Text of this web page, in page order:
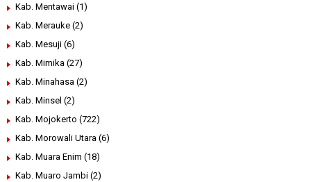
Kab. Mentawai (1)
Kab. Merauke (2)
Kab. Mesuji (6)
Kab. Mimika (27)
Kab. Minahasa (2)
Kab. Minsel (2)
Kab. Mojokerto (722)
Kab. Morowali Utara (6)
Kab. Muara Enim (18)
Kab. Muaro Jambi (2)